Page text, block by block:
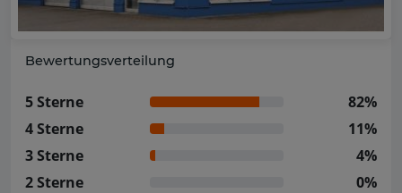
Bewertungsverteilung
5 Sterne
82%
4 Sterne
11%
3 Sterne
4%
2 Sterne
0%